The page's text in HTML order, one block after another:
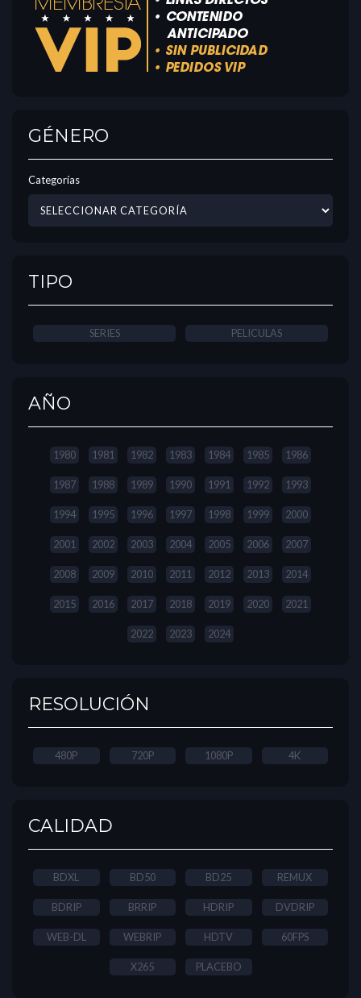
GÉNERO
Categorías
TIPO
SERIES PELICULAS
AÑO
1980 1981 1982 1983 1984 1985 1986
1987 1988 1989 1990 1991 1992 1993
1994 1995 1996 1997 1998 1999 2000
2001 2002 2003 2004 2005 2006 2007
2008 2009 2010 2011 2012 2013 2014
2015 2016 2017 2018 2019 2020 2021
2022 2023 2024
RESOLUCIÓN
480P 720P 1080P 4K
CALIDAD
BDXL BD50 BD25 REMUX
BDRIP BRRIP HDRIP DVDRIP
WEB-DL WEBRIP HDTV 60FPS
X265 PLACEBO